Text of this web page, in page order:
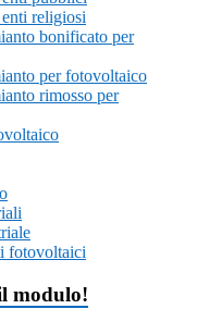
religiosi
bonificato per
per fotovoltaico
rimosso per
fotovoltaici
modulo!